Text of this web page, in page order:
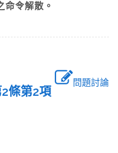
命令解散。
問題討論
條第2項